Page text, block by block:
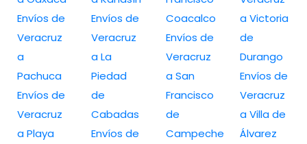
Envíos de
Veracruz
a
Pachuca
Envíos de
Veracruz
a Playa
Envíos de
Veracruz
a La
Piedad
de
Cabadas
Envíos de
Coacalco
Envíos de
Veracruz
a San
Francisco
de
Campeche
a Victoria
de
Durango
Envíos de
Veracruz
a Villa de
Álvarez